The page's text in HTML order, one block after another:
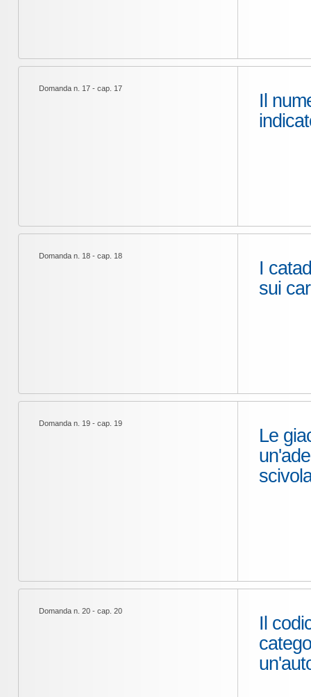
Domanda n. 17 - cap. 17
Il
Domanda n. 18 - cap. 18
I
sui
Domanda n. 19 - cap. 19
Le
Domanda n. 20 - cap. 20
Il